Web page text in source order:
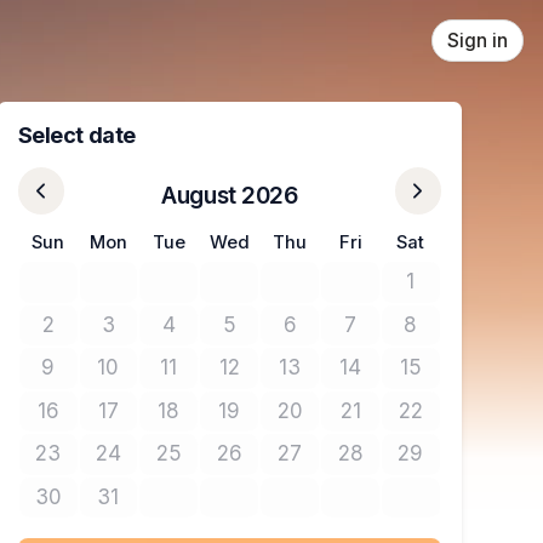
Sign in
Select date
August 2026
Sun Mon Tue Wed Thu Fri Sat
1No tickets
2No tickets available
3No tickets available
4No tickets available
5No tickets available
6No tickets available
7No tickets available
8No tickets
9No tickets available
10No tickets available
11No tickets available
12No tickets available
13No tickets available
14No tickets available
15No tickets
16No tickets available
17No tickets available
18No tickets available
19No tickets available
20No tickets available
21No tickets available
22No tickets
23No tickets available
24No tickets available
25No tickets available
26No tickets available
27No tickets available
28No tickets available
29No tickets
30No tickets available
31No tickets available